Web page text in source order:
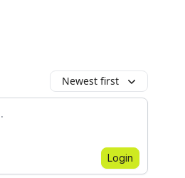
Newest first
Login